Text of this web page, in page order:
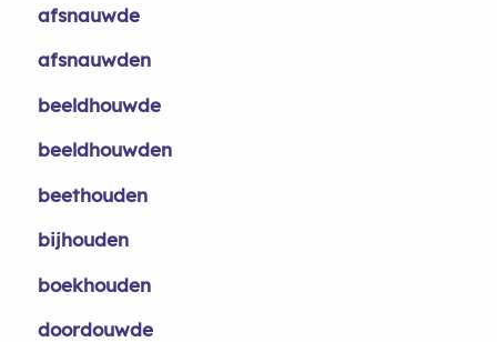
afsnauwde
afsnauwden
beeldhouwde
beeldhouwden
beethouden
bijhouden
boekhouden
doordouwde